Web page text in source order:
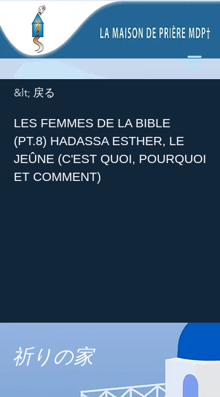
&lt; 戻る
LES FEMMES DE LA BIBLE
(PT.8) HADASSA ESTHER, LE
JEÛNE (C'EST QUOI, POURQUOI
ET COMMENT)
祈りの家